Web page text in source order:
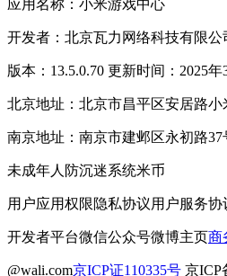
应用名称：小米游戏中心
开发者：北京瓦力网络科技有限公
版本：13.5.0.70 更新时间：2025年
北京地址：北京市昌平区安居路小
南京地址：南京市建邺区永初路
未成年人防沉迷系统米币
用户应用权限隐私协议用户服务协
开发者平台微信公众号微博主页商
@wali.com京ICP证110335号 京ICP